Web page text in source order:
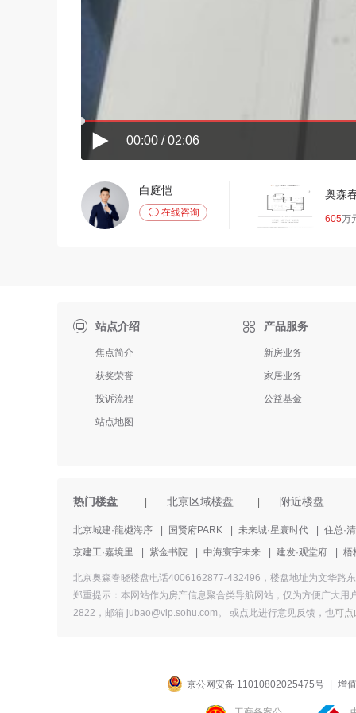
00:00 / 02:06
白庭恺
 在线咨询
奥森
605万
站点介绍
焦点简介
获奖荣誉
投诉流程
站点地图
 产品服务
新房业务
家居业务
公益基金
热门楼盘 北京区域楼盘 附近楼盘
北京城建·龍樾海序 国贤府PARK 未来城·星寰时代
住总·
京建工·嘉境里
紫金书院 中海寰宇未来 建发·观堂府 梧
北京奥森春晓楼盘电话4006162877-432496，楼盘地址为文华路
郑重提示：本网站作为房产信息聚合类导航网站，仅为方便广大
2822，邮箱 jubao@vip.sohu.com。 或点此进行意见反馈， 也可点
京公网安备 11010802025475号 增